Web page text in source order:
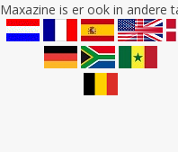
Maxazine is er ook in andere